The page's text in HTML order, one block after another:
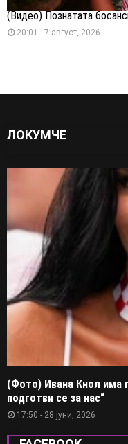
(Видео) Познатата
20:01 - 7 август, 2026
ЛОКУМЧЕ
(Фото) Ивана Кнол има
подготви се за нас“
17:50 - 28 јуни, 2026